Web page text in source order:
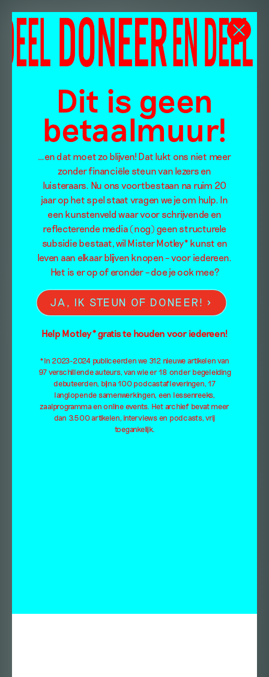
Dit is geen
betaalmuur!
…en dat moet zo blijven! Dat lukt ons niet meer
zonder financiële steun van lezers en
luisteraars. Nu ons voortbestaan na ruim 20
jaar op het spel staat vragen we je om hulp. In
een kunstenveld waar voor schrijvende en
reflecterende media (nog) geen structurele
subsidie bestaat, wil Mister Motley* kunst en
leven aan elkaar blijven knopen – voor iedereen.
Het is er op of eronder – doe je ook mee?
JA, IK STEUN OF DONEER!
Help Motley* gratis te houden voor iedereen!
*In 2023-2024 publiceerden we 312 nieuwe artikelen van
97 verschillende auteurs, van wie er 18 onder begeleiding
debuteerden, bijna 100 podcastafleveringen, 17
langlopende samenwerkingen, een lessenreeks,
zaalprogramma en online events. Het archief bevat meer
dan 3.500 artikelen, interviews en podcasts, vrij
toegankelijk.